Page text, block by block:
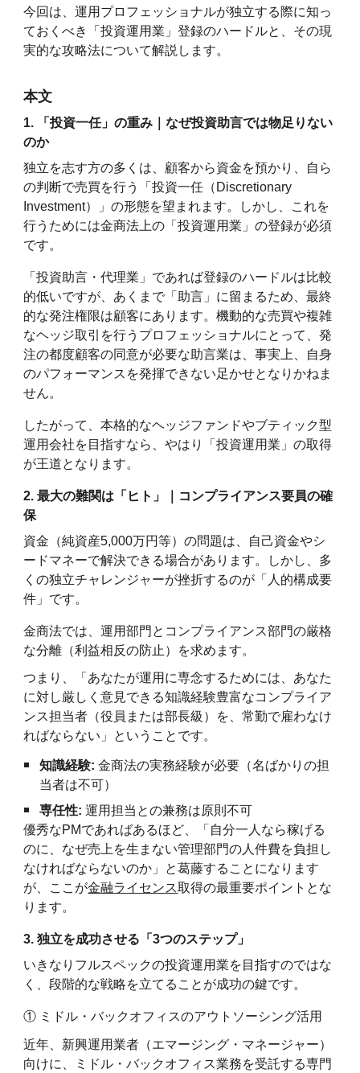
今回は、運用プロフェッショナルが独立する際に知っ
ておくべき「投資運用業」登録のハードルと、その現
実的な攻略法について解説します。
本文
1. 「投資一任」の重み｜なぜ投資助言では物足りない
のか
独立を志す方の多くは、顧客から資金を預かり、自ら
の判断で売買を行う「投資一任（Discretionary
Investment）」の形態を望まれます。しかし、これを
行うためには金商法上の「投資運用業」の登録が必須
です。
「投資助言・代理業」であれば登録のハードルは比較
的低いですが、あくまで「助言」に留まるため、最終
的な発注権限は顧客にあります。機動的な売買や複雑
なヘッジ取引を行うプロフェッショナルにとって、発
注の都度顧客の同意が必要な助言業は、事実上、自身
のパフォーマンスを発揮できない足かせとなりかねま
せん。
したがって、本格的なヘッジファンドやブティック型
運用会社を目指すなら、やはり「投資運用業」の取得
が王道となります。
2. 最大の難関は「ヒト」｜コンプライアンス要員の確
保
資金（純資産5,000万円等）の問題は、自己資金やシ
ードマネーで解決できる場合があります。しかし、多
くの独立チャレンジャーが挫折するのが「人的構成要
件」です。
金商法では、運用部門とコンプライアンス部門の厳格
な分離（利益相反の防止）を求めます。
つまり、「あなたが運用に専念するためには、あなた
に対し厳しく意見できる知識経験豊富なコンプライア
ンス担当者（役員または部長級）を、常勤で雇わなけ
ればならない」ということです。
知識経験: 金商法の実務経験が必要（名ばかりの担
当者は不可）
専任性: 運用担当との兼務は原則不可
優秀なPMであればあるほど、「自分一人なら稼げる
のに、なぜ売上を生まない管理部門の人件費を負担し
なければならないのか」と葛藤することになります
が、ここが金融ライセンス取得の最重要ポイントとな
ります。
3. 独立を成功させる「3つのステップ」
いきなりフルスペックの投資運用業を目指すのではな
く、段階的な戦略を立てることが成功の鍵です。
① ミドル・バックオフィスのアウトソーシング活用
近年、新興運用業者（エマージング・マネージャー）
向けに、ミドル・バックオフィス業務を受託する専門